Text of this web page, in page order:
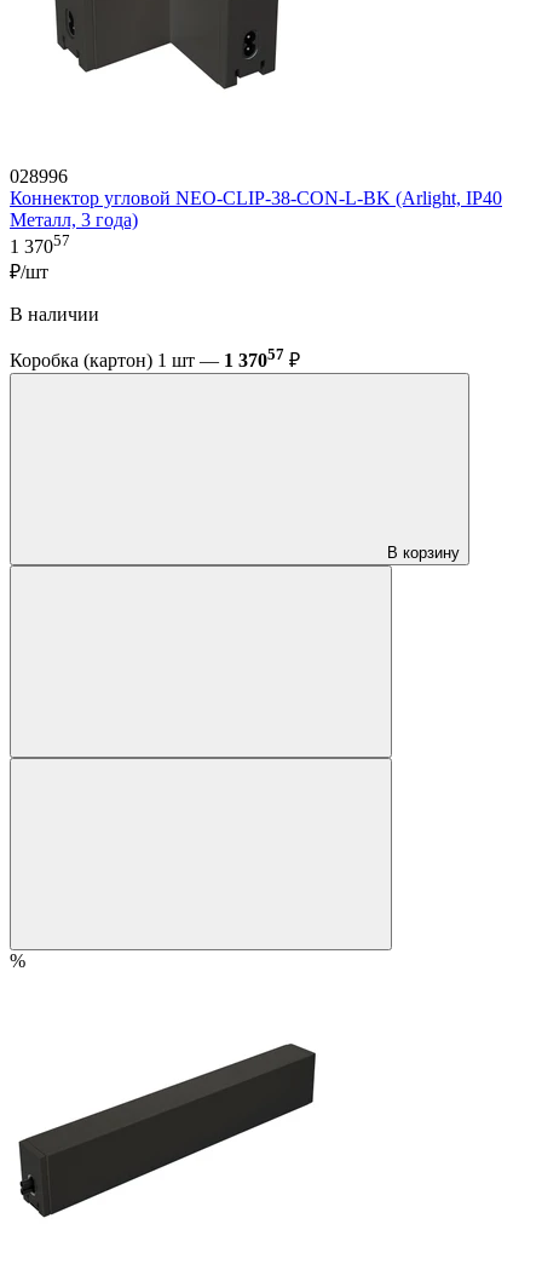
028996
Коннектор угловой NEO-CLIP-38-CON-L-BK (Arlight, IP40
Металл, 3 года)
1 37057
₽/шт
В наличии
Коробка (картон) 1 шт — 1 37057 ₽
В корзину
%